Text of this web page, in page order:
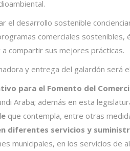
el desarrollo sostenible
comerciales sostenibles,
compartir sus mejores prácticas.
y entrega del galardón será
para el Fomento del
Araba; además en esta
que contempla, entre otras
diferentes servicios y
municipales, en los servicios de